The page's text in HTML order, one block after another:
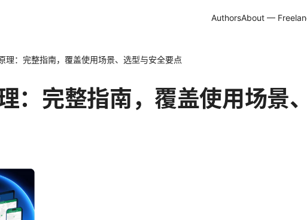
AuthorsAbout —
理：完整指南，覆盖使用场景、选型与安全要点
：完整指南，覆盖使用场景、